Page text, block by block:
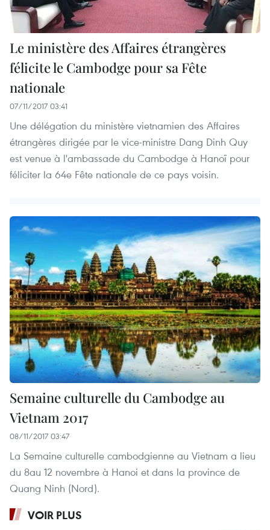
Le ministère des Affaires étrangères
félicite le Cambodge pour sa Fête
nationale
07/11/2017 03:41
Une délégation du ministère vietnamien des Affaires
étrangères dirigée par le vice-ministre Dang Dinh Quy
est venue à l'ambassade du Cambodge à Hanoï pour
féliciter la 64e Fête nationale de ce pays voisin.
Semaine culturelle du Cambodge au
Vietnam 2017
08/11/2017 03:47
La Semaine culturelle cambodgienne au Vietnam a lieu
du 8au 12 novembre à Hanoi et dans la province de
Quang Ninh (Nord).
VOIR PLUS